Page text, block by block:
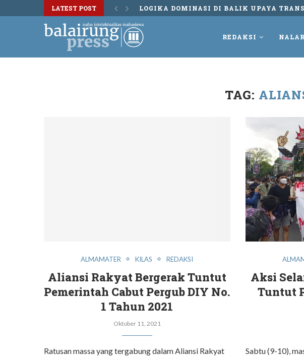
LATEST POST LOGIKA DOMINASI DI BALIK UPAYA
REDAKSI NALAR
TAG:
ALMAMATER KILAS REDAKSI
Aliansi Rakyat Bergerak Tuntut
Pemerintah Cabut Pergub DIY No.
1 Tahun 2021
Oktober 11, 2021
Ratusan massa yang tergabung dalam Aliansi Rakyat
Aksi
Tuntut
Sabtu (9-10),